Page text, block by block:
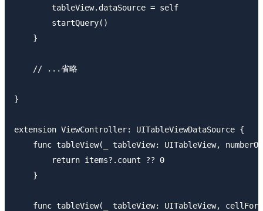
        tableView.dataSource = self
        startQuery()
    }
    // ...省略
}
extension ViewController: UITableViewDataSource {
func tableView(_ tableView: UITableView,
        return items?.count ?? 0
    }
func tableView(_ tableView: UITableView,